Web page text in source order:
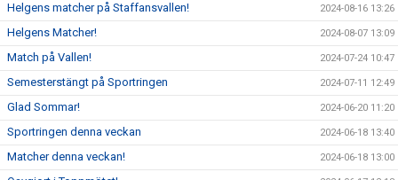
Helgens matcher på Staffansvallen! 2024-08-16 13:26
Helgens Matcher! 2024-08-07 13:09
Match på Vallen! 2024-07-24 10:47
Semesterstängt på Sportringen 2024-07-11 12:49
Glad Sommar! 2024-06-20 11:20
Sportringen denna veckan 2024-06-18 13:40
Matcher denna veckan! 2024-06-18 13:00